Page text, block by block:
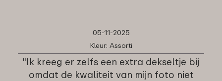
05-11-2025
Kleur: Assorti
"Ik kreeg er zelfs een extra dekseltje bij
omdat de kwaliteit van mijn foto niet